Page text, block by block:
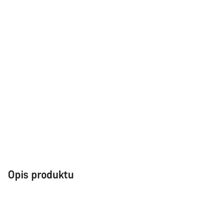
Opis produktu